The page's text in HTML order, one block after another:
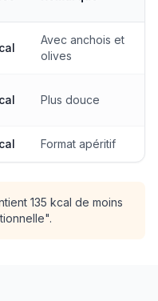
Avec anchois et
olives
Plus douce
Format apéritif
135 kcal de moins